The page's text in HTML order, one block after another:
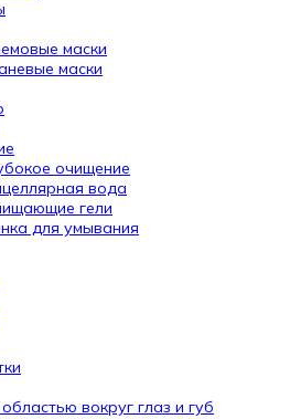
маски
маски
очищение
вода
гели
для умывания
вокруг глаз и губ